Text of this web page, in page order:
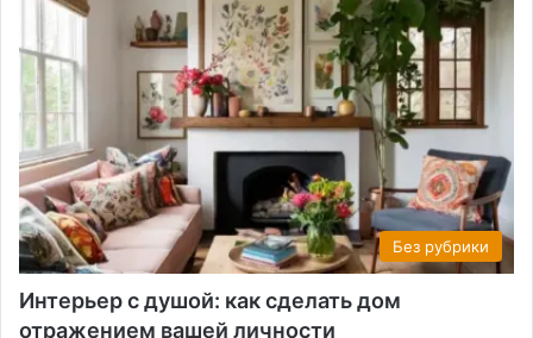
Без рубрики
Интерьер с душой: как сделать дом
отражением вашей личности